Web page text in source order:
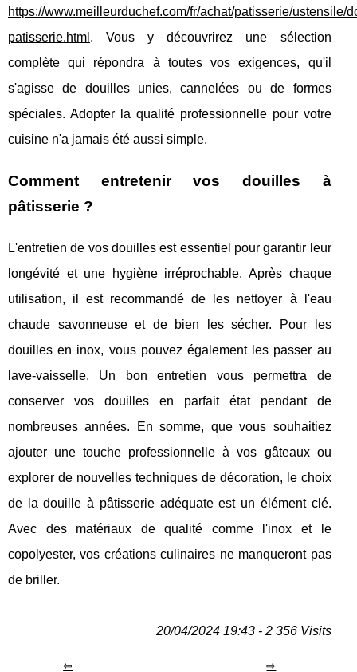
https://www.meilleurduchef.com/fr/achat/patisserie/ustensile/
patisserie.html . Vous y découvrirez une sélection
complète qui répondra à toutes vos exigences, qu'il
s'agisse de douilles unies, cannelées ou de formes
spéciales. Adopter la qualité professionnelle pour votre
cuisine n'a jamais été aussi simple.
Comment entretenir vos douilles à
pâtisserie ?
L'entretien de vos douilles est essentiel pour garantir leur
longévité et une hygiène irréprochable. Après chaque
utilisation, il est recommandé de les nettoyer à l'eau
chaude savonneuse et de bien les sécher. Pour les
douilles en inox, vous pouvez également les passer au
lave-vaisselle. Un bon entretien vous permettra de
conserver vos douilles en parfait état pendant de
nombreuses années. En somme, que vous souhaitiez
ajouter une touche professionnelle à vos gâteaux ou
explorer de nouvelles techniques de décoration, le choix
de la douille à pâtisserie adéquate est un élément clé.
Avec des matériaux de qualité comme l'inox et le
copolyester, vos créations culinaires ne manqueront pas
de briller.
20/04/2024 19:43 - 2 356 Visits